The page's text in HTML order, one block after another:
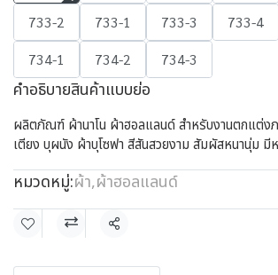
733-2
733-1 733-3 733-4
734-1
734-2 734-3
คำอธิบายสินค้าแบบย่อ
ผลิตภัณฑ์ ผ้านาโน ผ้าฮอลแลนด์ สำหรับงานตกแต่งภ
เตียง บุผนัง ผ้าบุโซฟา สีสันสวยงาม สัมผัสหนานุ่ม มี
หมวดหมู่:ผ้า,ผ้าฮอลแลนด์
แชร์